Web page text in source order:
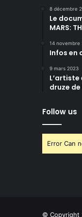
8 décembre
Le
MARS:
14 novembre
Infos en
9 mars 2023
L’artiste
druze
Follow us
Error Can
© Copyright